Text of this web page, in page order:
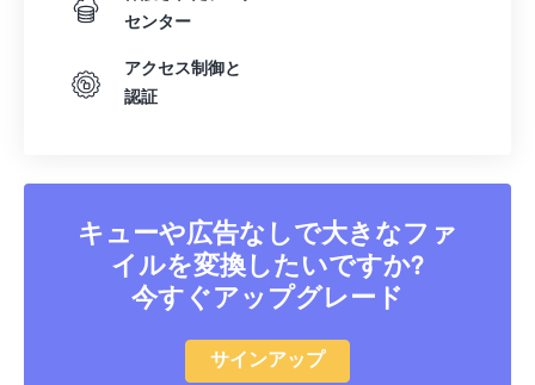
センター
アクセス制御と
認証
キューや広告なしで大きなファ
イルを変換したいですか?
今すぐアップグレード
サインアップ